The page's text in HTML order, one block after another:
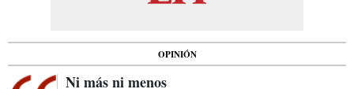
OPINIÓN
Ni más ni menos